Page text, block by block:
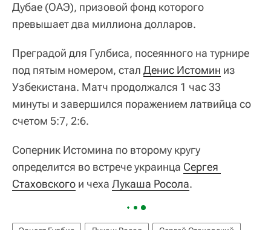
Дубае (ОАЭ), призовой фонд которого
превышает два миллиона долларов.
Преградой для Гулбиса, посеянного на турнире
под пятым номером, стал Денис Истомин из
Узбекистана. Матч продолжался 1 час 33
минуты и завершился поражением латвийца со
счетом 5:7, 2:6.
Соперник Истомина по второму кругу
определится во встрече украинца Сергея
Стаховского и чеха Лукаша Росола.